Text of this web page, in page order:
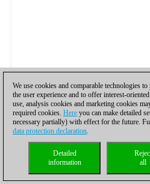
We use cookies and comparable technologies
the user experience and to offer interest-
use, analysis cookies and marketing cookies
required cookies. Here you can make detailed
necessary partially) with effect for the future.
data protection declaration.
all
Detailed
information